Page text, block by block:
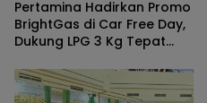
Pertamina Hadirkan Promo
BrightGas di Car Free Day,
Dukung LPG 3 Kg Tepat